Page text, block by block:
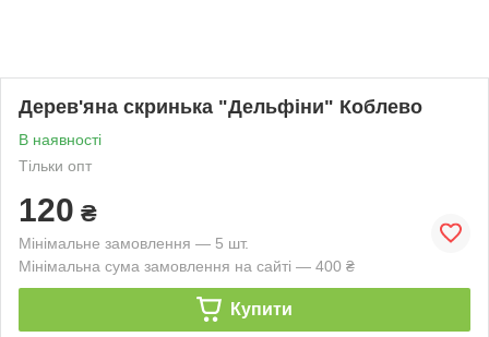
Дерев'яна скринька "Дельфіни" Коблево
В наявності
Тільки опт
120 ₴
Мінімальне замовлення — 5 шт.
Мінімальна сума замовлення на сайті — 400 ₴
Купити